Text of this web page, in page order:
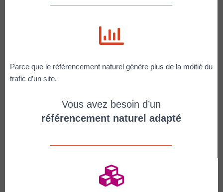
Parce que le référencement naturel génère plus de la moitié du
trafic d’un site.
Vous avez besoin d’un
référencement naturel adapté